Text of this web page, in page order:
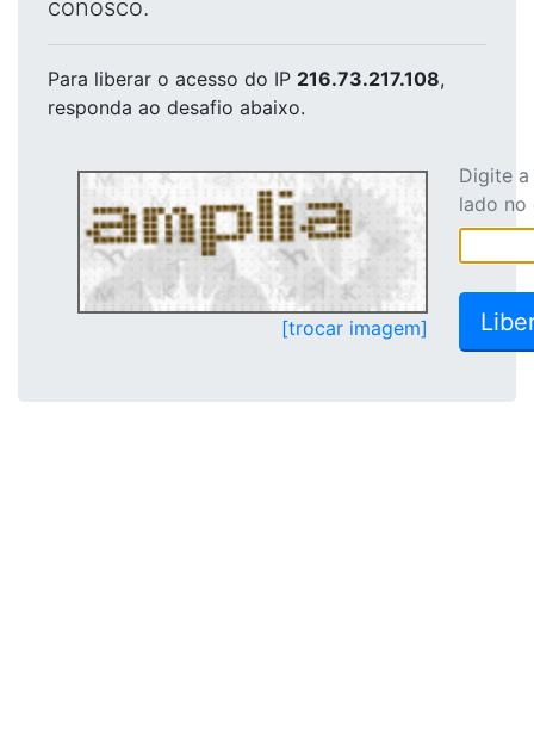
conosco.
Para liberar o acesso do IP 216.73.217.108,
responda ao desafio abaixo.
[trocar imagem]
Digite
lado no